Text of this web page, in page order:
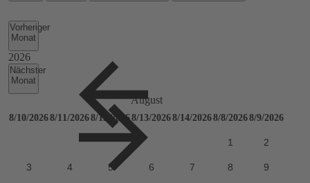
Vorheriger
Monat
Nächster
Monat